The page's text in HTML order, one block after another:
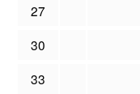
27
30
33